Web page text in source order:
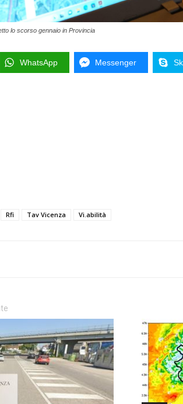
lo scorso gennaio in Provincia
WhatsApp Messenger
Rfi Tav Vicenza Vi.abilità